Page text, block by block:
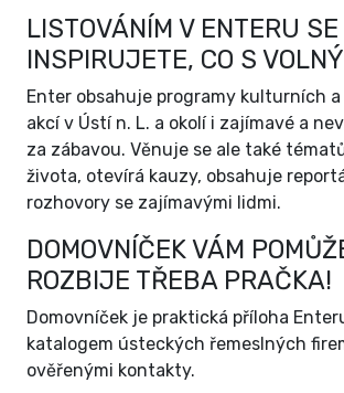
LISTOVÁNÍM V ENTERU SE
INSPIRUJETE, CO S
Enter obsahuje programy kulturních
akcí v Ústí n. L. a okolí i zajímavé a
za zábavou. Věnuje se ale také
života, otevírá kauzy, obsahuje
rozhovory se zajímavými lidmi.
DOMOVNÍČEK VÁM
ROZBIJE TŘEBA PRAČKA!
Domovníček je praktická příloha
katalogem ústeckých řemeslných
ověřenými kontakty.